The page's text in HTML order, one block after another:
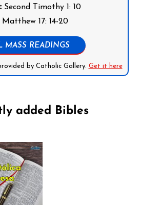
Second Timothy 1: 10
17: 14-20
MASS READINGS
by Catholic Gallery. Get it here
added Bibles